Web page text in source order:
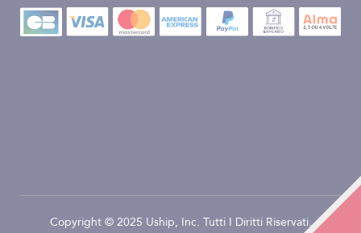
Copyright © 2025 Uship, Inc. Tutti I Diritti Riservati.